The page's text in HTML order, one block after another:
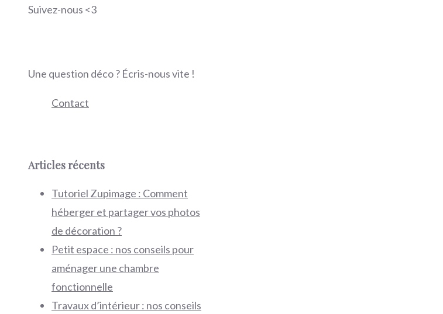
Suivez-nous <3
Une question déco ? Écris-nous vite !
Contact
Articles récents
Tutoriel Zupimage : Comment
héberger et partager vos photos
de décoration ?
Petit espace : nos conseils pour
aménager une chambre
fonctionnelle
Travaux d’intérieur : nos conseils